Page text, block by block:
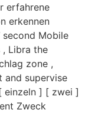
erfahrene
erkennen
second Mobile
Libra the
zone ,
and supervise
einzeln ] [ zwei ]
Zweck